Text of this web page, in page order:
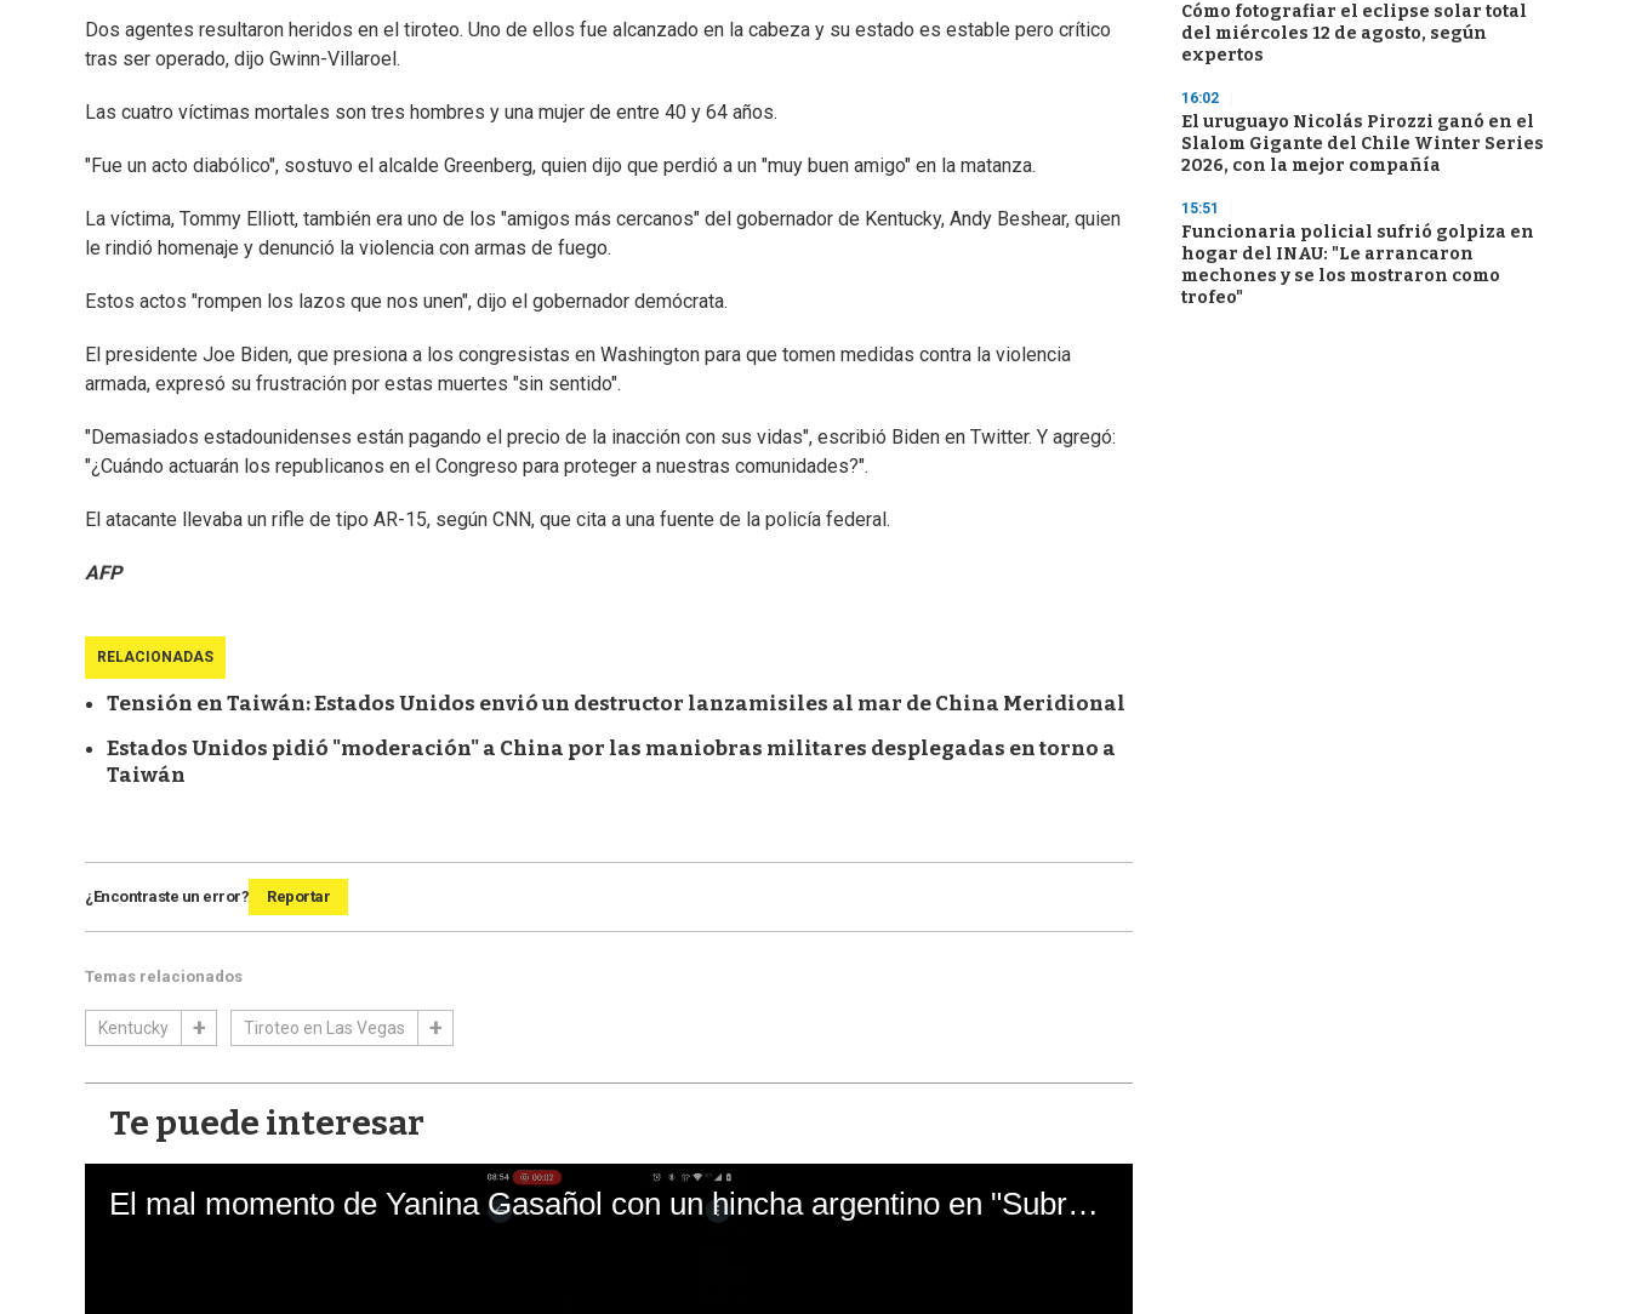
Dos agentes resultaron heridos en el tiroteo. Uno de ellos fue alcanzado en la cabeza y su estado es estable pero crítico
tras ser operado, dijo Gwinn-Villaroel.
Las cuatro víctimas mortales son tres hombres y una mujer de entre 40 y 64 años.
"Fue un acto diabólico", sostuvo el alcalde Greenberg, quien dijo que perdió a un "muy buen amigo" en la matanza.
La víctima, Tommy Elliott, también era uno de los "amigos más cercanos" del gobernador de Kentucky, Andy Beshear, quien
le rindió homenaje y denunció la violencia con armas de fuego.
Estos actos "rompen los lazos que nos unen", dijo el gobernador demócrata.
El presidente Joe Biden, que presiona a los congresistas en Washington para que tomen medidas contra la violencia
armada, expresó su frustración por estas muertes "sin sentido".
"Demasiados estadounidenses están pagando el precio de la inacción con sus vidas", escribió Biden en Twitter. Y agregó:
"¿Cuándo actuarán los republicanos en el Congreso para proteger a nuestras comunidades?".
El atacante llevaba un rifle de tipo AR-15, según CNN, que cita a una fuente de la policía federal.
AFP
RELACIONADAS
Tensión en Taiwán: Estados Unidos envió un destructor lanzamisiles al mar de China Meridional
Estados Unidos pidió "moderación" a China por las maniobras militares desplegadas en torno a
Taiwán
¿Encontraste un error? Reportar
Temas relacionados
Kentucky Tiroteo en Las Vegas
Te puede interesar
El mal momento de Yanina Gasañol con un hincha argentino en "Subrayado"
Cómo fotografiar el eclipse solar total
del miércoles 12 de agosto, según
expertos
16:02
El uruguayo Nicolás Pirozzi ganó en el
Slalom Gigante del Chile Winter Series
2026, con la mejor compañía
15:51
Funcionaria policial sufrió golpiza en
hogar del INAU: "Le arrancaron
mechones y se los mostraron como
trofeo"